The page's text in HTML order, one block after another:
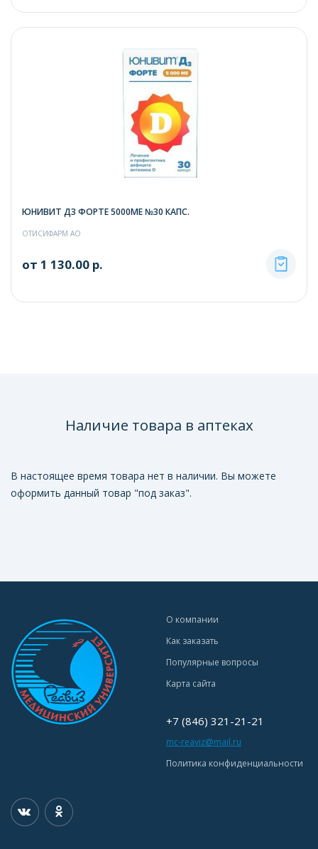
ЮНИВИТ Д3 ФОРТЕ 5000МЕ №30 КАПС.
ОТИСИФАРМ АО
от 1 130.00 р.
Наличие товара в аптеках
В настоящее время товара нет в наличии. Вы можете
оформить данный товар "под заказ".
О компании
Как заказать
Популярные вопросы
Карта сайта
+7 (846) 321-21-21
mc-reaviz@mail.ru
Политика конфиденциальности